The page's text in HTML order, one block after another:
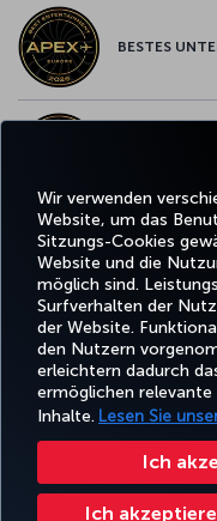
Wir verwenden
Website, um das
Sitzungs-Cookies
Website und die
möglich sind.
Surfverhalten der
der Website.
den Nutzern
erleichtern dadurch
ermöglichen relevante
Inhalte. Lesen Sie
Ich
Ich
BESTES
Facebook
BUCHEN
UND
VERWALTEN
ERLEBNIS
Fluggastrechte